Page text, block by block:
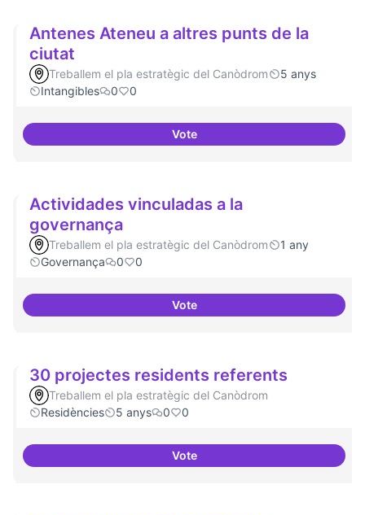
Antenes Ateneu a altres punts de la
ciutat
Treballem el pla estratègic del Canòdrom
5 anys
Intangibles
0 0
VoteAntenes Ateneu a altres punts
Actividades vinculadas a la
governança
Treballem el pla estratègic del Canòdrom
1 any
Governança
0 0
VoteActividades vinculadas a la
30 projectes residents referents
Treballem el pla estratègic del Canòdrom
Residències
5 anys 0 0
Vote30 projectes residents referents